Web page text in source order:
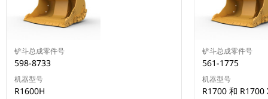
铲斗总成零件号
598-8733
机器型号
R1600H
铲斗总成零件号
561-1775
机器型号
R1700 和 R1700